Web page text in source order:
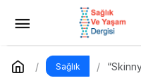
Sağlık
“Skinny Fat”:
Olarak Riskli Olmak
Yorum Yap